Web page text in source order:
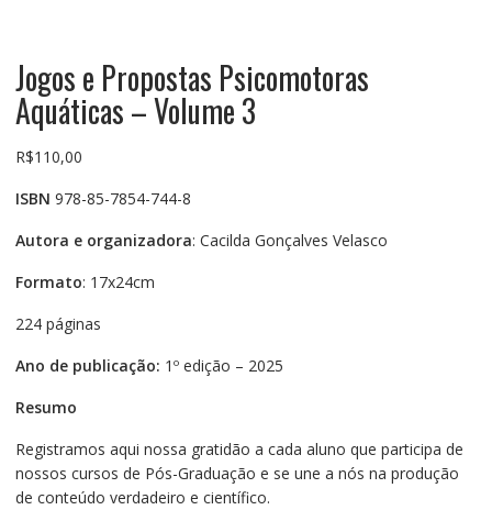
Jogos e Propostas Psicomotoras
Aquáticas – Volume 3
R$110,00
ISBN 978-85-7854-744-8
Autora e organizadora: Cacilda Gonçalves Velasco
Formato: 17x24cm
224 páginas
Ano de publicação: 1º edição – 2025
Resumo
Registramos aqui nossa gratidão a cada aluno que participa de
nossos cursos de Pós-Graduação e se une a nós na produção
de conteúdo verdadeiro e científico.